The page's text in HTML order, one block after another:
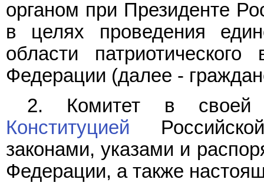
органом при Президенте
в целях проведения
области
Федерации (далее -
2. Комитет в своей
Конституцией
законами, указами и
Федерации, а также